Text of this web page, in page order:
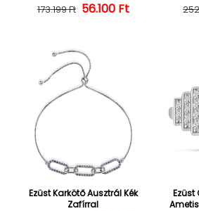
Normál ár
173.199 Ft Kedvezményes ár
56.100 Ft
Ezüst Karkötő Ausztrál Kék
Zafírral
Ezüst